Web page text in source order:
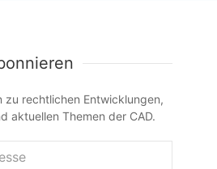
zu rechtlichen Entwicklungen,
aktuellen Themen der CAD.